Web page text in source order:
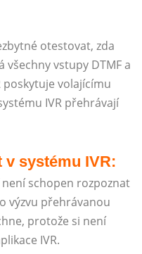
otestovat, zda
všechny vstupy DTMF a
poskytuje volajícímu
IVR přehrávají
v systému IVR:
schopen rozpoznat
výzvu přehrávanou
protože si není
IVR.